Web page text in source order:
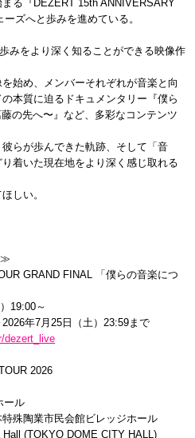
る『DEZERT 15th ANNIVERSARY
ズへと歩みを進めている。
みをより深く知ることができる映像作
始め、メンバーそれぞれが音楽と向
本質に迫るドキュメンタリー『僕ら
の先へ〜』など、多彩なコンテンツ
らが歩んできた軌跡、そして「音
着いた現在地をより深く感じ取れる
しい。
≫
GRAND FINAL 「僕らの音楽につ
19:00～
年7月25日（土）23:59まで
dezert_live
2026
ール
殊陶業市民会館ビレッジホール
(TOKYO DOME CITY HALL)